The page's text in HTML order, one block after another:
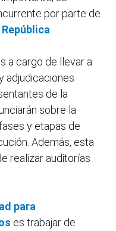
por parte de
a cargo de llevar a
adjudicaciones
de la
sobre la
y etapas de
Además, esta
realizar auditorías
para
es trabajar de